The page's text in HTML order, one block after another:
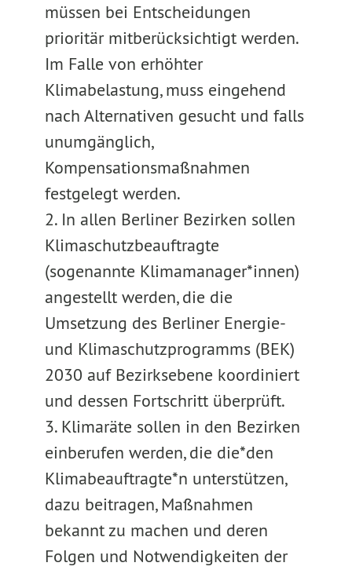
müssen bei Entscheidungen
prioritär mitberücksichtigt werden.
Im Falle von erhöhter
Klimabelastung, muss eingehend
nach Alternativen gesucht und falls
unumgänglich,
Kompensationsmaßnahmen
festgelegt werden.
2. In allen Berliner Bezirken sollen
Klimaschutzbeauftragte
(sogenannte Klimamanager*innen)
angestellt werden, die die
Umsetzung des Berliner Energie-
und Klimaschutzprogramms (BEK)
2030 auf Bezirksebene koordiniert
und dessen Fortschritt überprüft.
3. Klimaräte sollen in den Bezirken
einberufen werden, die die*den
Klimabeauftragte*n unterstützen,
dazu beitragen, Maßnahmen
bekannt zu machen und deren
Folgen und Notwendigkeiten der